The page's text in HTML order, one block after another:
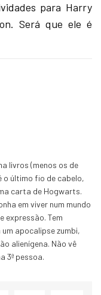
para Harry
Será que ele é
livros (menos os de
último fio de cabelo,
carta de Hogwarts.
em viver num mundo
expressão. Tem
apocalipse zumbi,
alienígena. Não vê
3ª pessoa.